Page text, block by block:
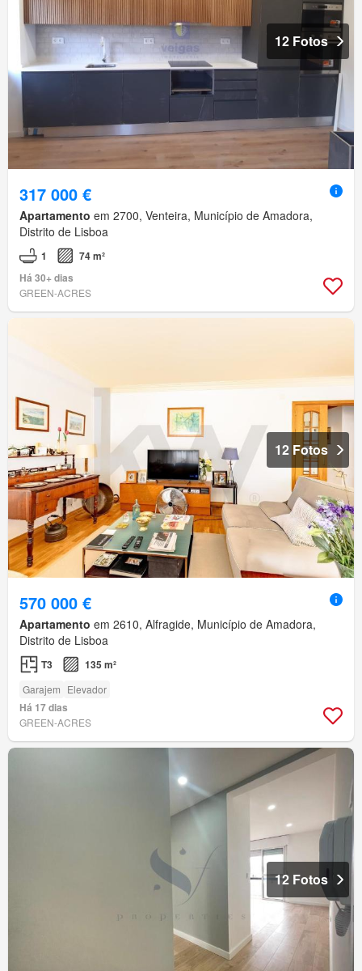
12 Fotos
317 000 €
Apartamento em 2700, Venteira, Município de Amadora,
Distrito de Lisboa
1
74 m²
Há 30+ dias
GREEN-ACRES
12 Fotos
570 000 €
Apartamento em 2610, Alfragide, Município de Amadora,
Distrito de Lisboa
T3 135 m²
Garajem Elevador
Há 17 dias
GREEN-ACRES
12 Fotos